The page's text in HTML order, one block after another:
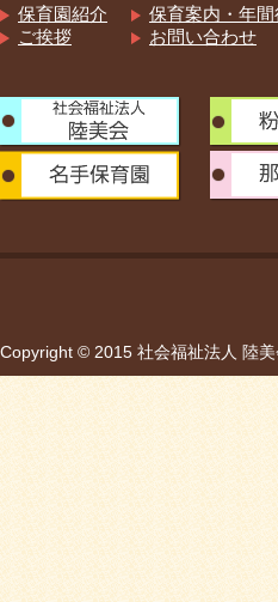
保育園紹介
ご挨拶
保育案内・年
お問い合わせ
Copyright © 2015 社会福祉法人 陸